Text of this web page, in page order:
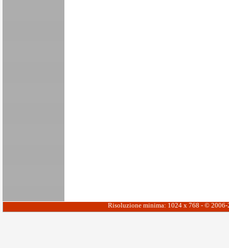
Risoluzione minima: 1024 x 768 - ©